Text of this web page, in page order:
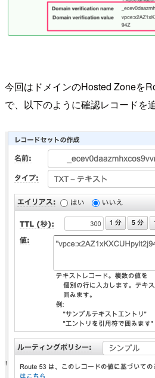
今回はドメインのHosted Zoneを
で、以下のように確認レコードを